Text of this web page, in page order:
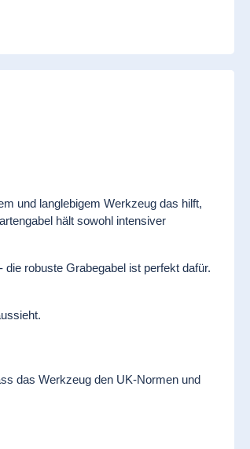
und langlebigem Werkzeug das hilft,
hält sowohl intensiver
robuste Grabegabel ist perfekt dafür.
das Werkzeug den UK-Normen und